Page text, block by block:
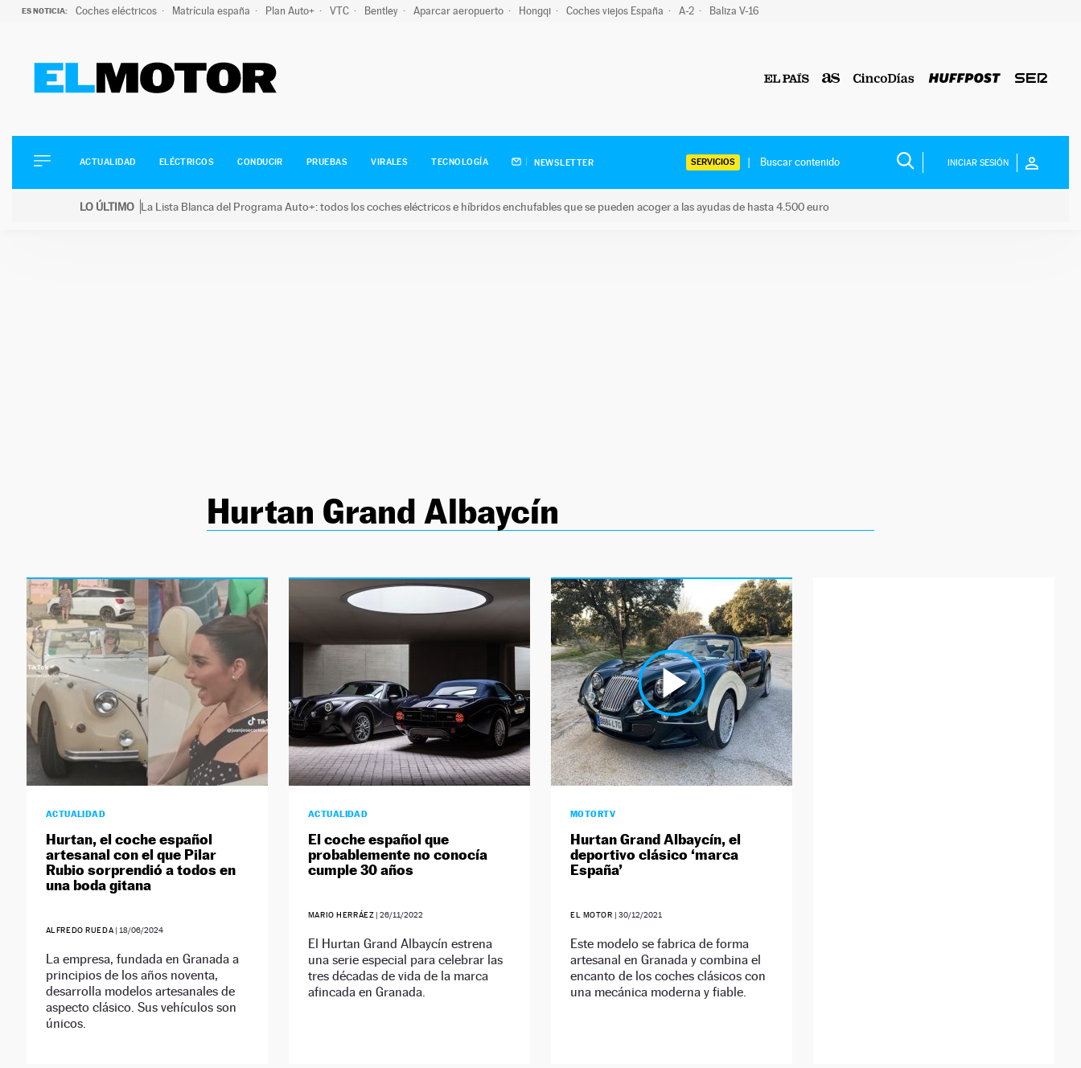
ES NOTICIA: Coches eléctricos Matrícula españa Plan Auto+ VTC Bentley Aparcar aeropuerto Hongqi Coches viejos España A-2 Baliza V-16
ELÉCTRICOS
CONDUCIR
ACTUALIDAD ELÉCTRICOS CONDUCIR PRUEBAS VIRALES TECNOLOGÍA NEWSLETTER SERVICIOS INICIAR SESIÓN
LO ÚLTIMO La Lista Blanca del Programa Auto+: todos los coches eléctricos e híbridos enchufables que se pueden acoger a las ayudas de hasta 4.500 euro
Hurtan Grand Albaycín
ACTUALIDAD
Hurtan, el coche español
artesanal con el que Pilar
Rubio sorprendió a todos en
una boda gitana
ALFREDO RUEDA | 18/06/2024
La empresa, fundada en Granada a
principios de los años noventa,
desarrolla modelos artesanales de
aspecto clásico. Sus vehículos son
únicos.
ACTUALIDAD
El coche español que
probablemente no conocía
cumple 30 años
MARIO HERRÁEZ |26/11/2022
El Hurtan Grand Albaycín estrena
una serie especial para celebrar las
tres décadas de vida de la marca
afincada en Granada.
MOTORTV
Hurtan Grand Albaycín, el
deportivo clásico ‘marca
España’
EL MOTOR | 30/12/2021
Este modelo se fabrica de forma
artesanal en Granada y combina el
encanto de los coches clásicos con
una mecánica moderna y fiable.